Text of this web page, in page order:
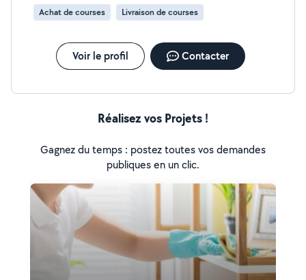
Achat de courses Livraison de courses
Voir le profil Contacter
Réalisez vos Projets !
Gagnez du temps : postez toutes vos demandes
publiques en un clic.